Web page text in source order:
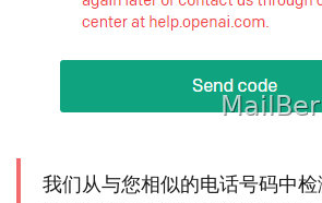
我们从与您相似的电话号码中检